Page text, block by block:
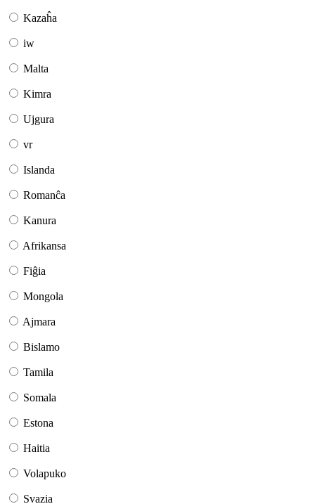
Kazaĥa
iw
Malta
Kimra
Ujgura
vr
Islanda
Romanĉa
Kanura
Afrikansa
Fiĝia
Mongola
Ajmara
Bislamo
Tamila
Somala
Estona
Haitia
Volapuko
Svazia